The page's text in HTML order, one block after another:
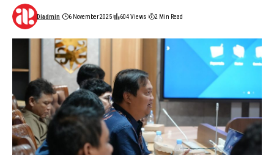
Diadmin 6 November 2025 604 Views 2 Min Read